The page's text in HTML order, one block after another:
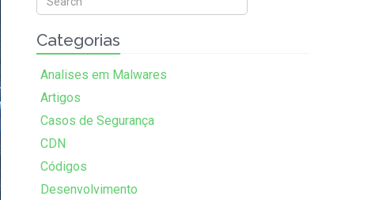
Categorias
Analises em Malwares
Artigos
Casos de Segurança
CDN
Códigos
Desenvolvimento